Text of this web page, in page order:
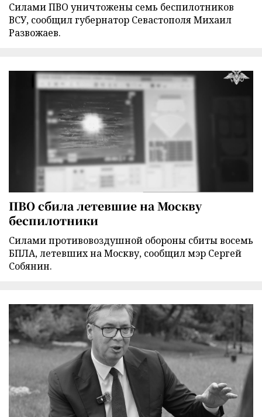
Силами ПВО уничтожены семь беспилотников
ВСУ, сообщил губернатор Севастополя Михаил
Развожаев.
ПВО сбила летевшие на Москву
беспилотники
Силами противовоздушной обороны сбиты восемь
БПЛА, летевших на Москву, сообщил мэр Сергей
Собянин.